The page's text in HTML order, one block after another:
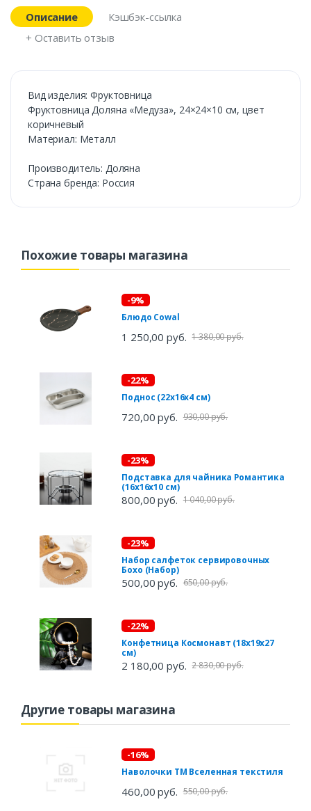
Описание
Кэшбэк-ссылка
+ Оставить отзыв
Вид изделия: Фруктовница
Фруктовница Доляна «Медуза», 24×24×10 см, цвет
коричневый
Материал: Металл
Производитель: Доляна
Страна бренда: Россия
Похожие товары магазина
-9%
Блюдо Cowal
1 250,00 руб. 1 380,00 руб.
-22%
Поднос (22х16х4 см)
720,00 руб. 930,00 руб.
-23%
Подставка для чайника Романтика
(16х16х10 см)
800,00 руб. 1 040,00 руб.
-23%
Набор салфеток сервировочных
Бохо (Набор)
500,00 руб. 650,00 руб.
-22%
Конфетница Космонавт (18х19х27
см)
2 180,00 руб. 2 830,00 руб.
Другие товары магазина
-16%
Наволочки ТМ Вселенная текстиля
460,00 руб. 550,00 руб.